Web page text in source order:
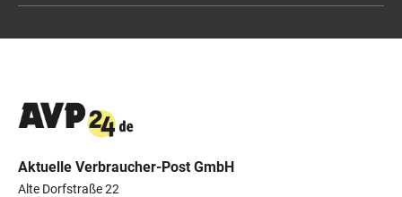
Aktuelle Verbraucher-Post GmbH
Alte Dorfstraße 22